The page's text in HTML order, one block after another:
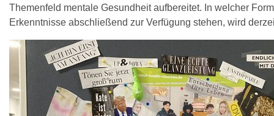
Themenfeld mentale Gesundheit aufbereitet. In welcher
Erkenntnisse abschließend zur Verfügung stehen, wird